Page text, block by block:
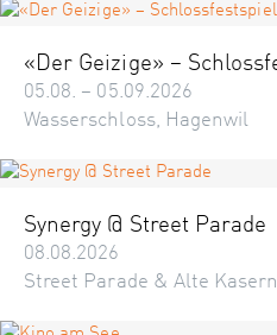
«Der Geizige» –
05.08. – 05.09.2026
Wasserschloss, Hagenwil
Synergy @ Street Parade
08.08.2026
Street Parade & Alte